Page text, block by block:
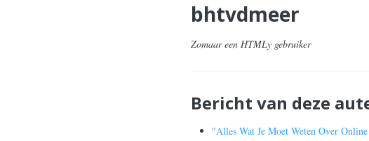
bhtvdmeer
Zomaar een HTMLy gebruiker
Bericht van deze
"Alles Wat Je Moet Weten Over